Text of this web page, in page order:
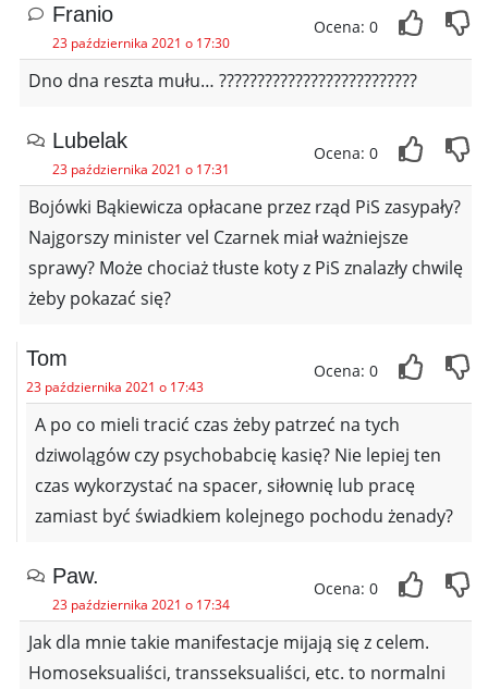
Franio
23 października 2021 o 17:30
Ocena: 0
Dno dna reszta mułu… ??????????????????????????
Lubelak
23 października 2021 o 17:31
Ocena: 0
Bojówki Bąkiewicza opłacane przez rząd PiS zasypały?
Najgorszy minister vel Czarnek miał ważniejsze
sprawy? Może chociaż tłuste koty z PiS znalazły chwilę
żeby pokazać się?
Tom
23 października 2021 o 17:43
Ocena: 0
A po co mieli tracić czas żeby patrzeć na tych
dziwolągów czy psychobabcię kasię? Nie lepiej ten
czas wykorzystać na spacer, siłownię lub pracę
zamiast być świadkiem kolejnego pochodu żenady?
Paw.
23 października 2021 o 17:34
Ocena: 0
Jak dla mnie takie manifestacje mijają się z celem.
Homoseksualiści, transseksualiści, etc. to normalni